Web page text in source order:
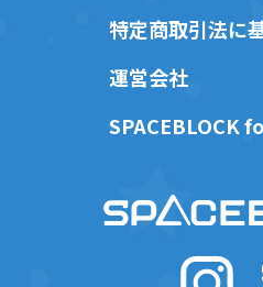
特定商取引法に
運営会社
SPACEBLOCK